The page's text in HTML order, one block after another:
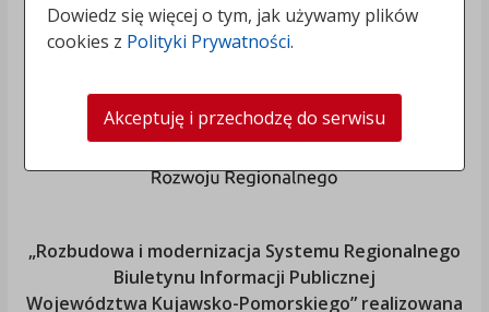
„Rozbudowa i modernizacja Systemu Regionalnego
Biuletynu Informacji Publicznej
Województwa Kujawsko-Pomorskiego” realizowana
Dowiedz się więcej o tym, jak używamy plików
cookies z Polityki Prywatności.
Akceptuję i przechodzę do serwisu